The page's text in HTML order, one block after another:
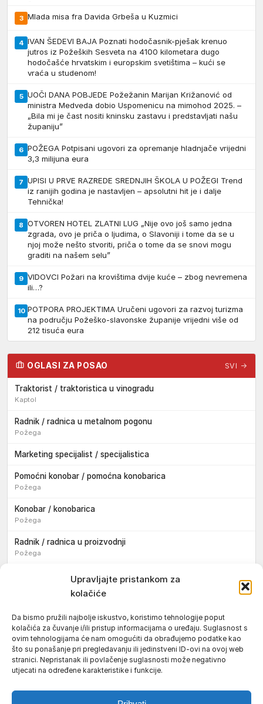
Upravljajte pristankom za
kolačiće
Da bismo pružili najbolje iskustvo, koristimo tehnologije poput
kolačića za čuvanje i/ili pristup informacijama o uređaju. Suglasnost s
ovim tehnologijama će nam omogućiti da obrađujemo podatke kao
što su ponašanje pri pregledavanju ili jedinstveni ID-ovi na ovoj web
stranici. Nepristanak ili povlačenje suglasnosti može negativno
utjecati na određene karakteristike i funkcije.
3 Mlada misa fra Davida Grbeša u Kuzmici
4 IVAN ŠEDEVI BAJA Poznati hodočasnik-pješak krenuo
jutros iz Požeških Sesveta na 4100 kilometara dugo
hodočašće hrvatskim i europskim svetištima – kući se
vraća u studenom!
5 UOČI DANA POBJEDE Požežanin Marijan Križanović od
ministra Medveda dobio Uspomenicu na mimohod 2025. –
„Bila mi je čast nositi kninsku zastavu i predstavljati našu
županiju”
6 POŽEGA Potpisani ugovori za opremanje hladnjače vrijedni
3,3 milijuna eura
7 UPISI U PRVE RAZREDE SREDNJIH ŠKOLA U POŽEGI Trend
iz ranijih godina je nastavljen – apsolutni hit je i dalje
Tehnička!
8 OTVOREN HOTEL ZLATNI LUG „Nije ovo još samo jedna
zgrada, ovo je priča o ljudima, o Slavoniji i tome da se u
njoj može nešto stvoriti, priča o tome da se snovi mogu
graditi na našem selu”
9 VIDOVCI Požari na krovištima dvije kuće – zbog nevremena
ili…?
10 POTPORA PROJEKTIMA Uručeni ugovori za razvoj turizma
na području Požeško-slavonske županije vrijedni više od
212 tisuća eura
OGLASI ZA POSAO SVI →
Traktorist / traktoristica u vinogradu
Kaptol
Radnik / radnica u metalnom pogonu
Požega
Marketing specijalist / specijalistica
Pomoćni konobar / pomoćna konobarica
Požega
Konobar / konobarica
Požega
Radnik / radnica u proizvodnji
Požega
Sezonski pomoćni radnik / sezonska pomoćna radnica
Pomoćni pekar / pomoćna pekarica
Pekar / pekarica
Požega
Konobar / konobarica
Požega